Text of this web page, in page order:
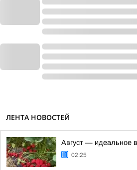
ЛЕНТА НОВОСТЕЙ
Август — идеальное
02:25